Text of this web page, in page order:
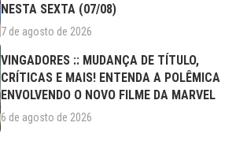
NESTA SEXTA (07/08)
7 de agosto de 2026
VINGADORES :: MUDANÇA DE TÍTULO,
CRÍTICAS E MAIS! ENTENDA A POLÊMICA
ENVOLVENDO O NOVO FILME DA MARVEL
6 de agosto de 2026